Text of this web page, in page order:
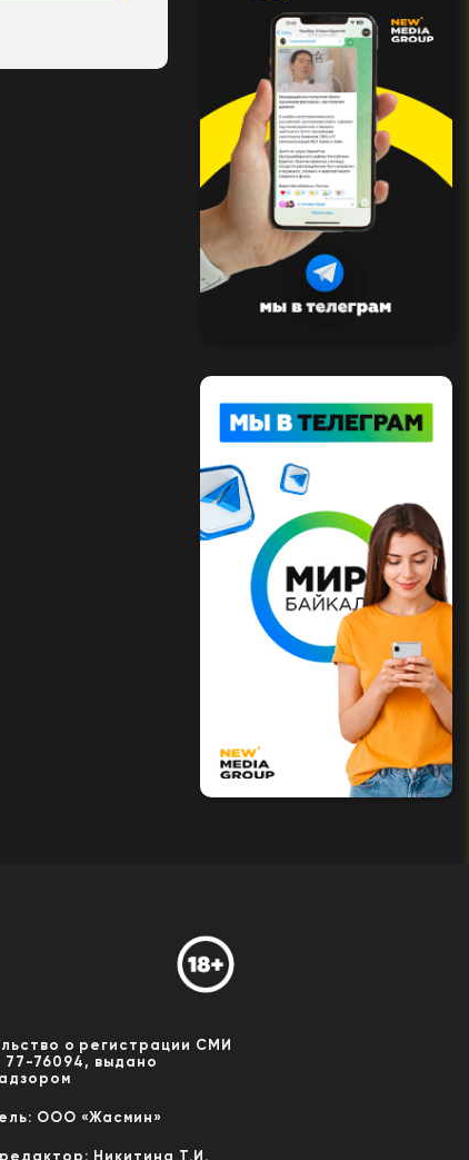
о регистрации СМИ
76094, выдано
ООО «Жасмин»
Никитина Т.И.